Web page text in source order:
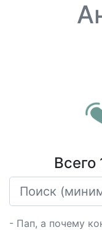
Всего
- Пап, а почему